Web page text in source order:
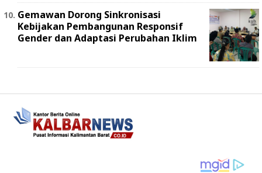
Gemawan Dorong Sinkronisasi
Kebijakan Pembangunan Responsif
Gender dan Adaptasi Perubahan Iklim